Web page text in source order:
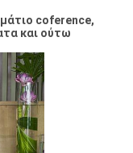
coference,
και ούτω